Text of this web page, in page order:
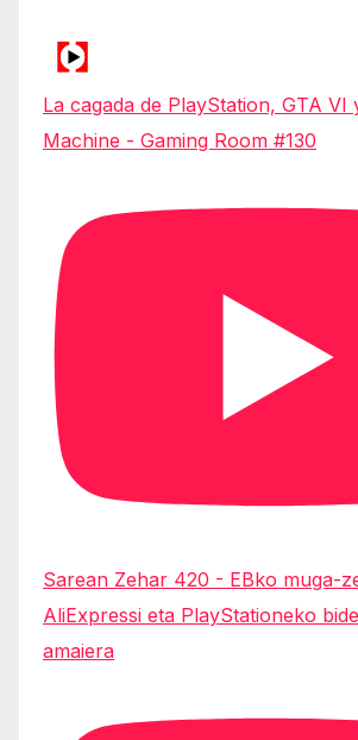
La cagada de PlayStation, GTA VI
Machine - Gaming Room #130
Sarean Zehar 420 - EBko muga-
AliExpressi eta PlayStationeko
amaiera